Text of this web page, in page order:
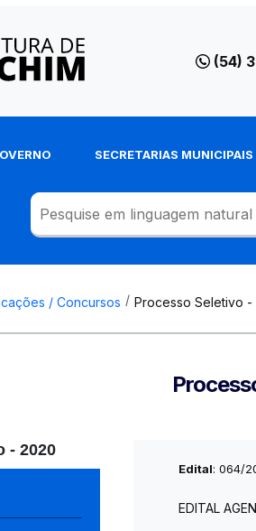
(54)
SECRETARIAS MUNICIPAIS
/ Concursos Processo Seletivo
- 2020
Edital: 064/
EDITAL